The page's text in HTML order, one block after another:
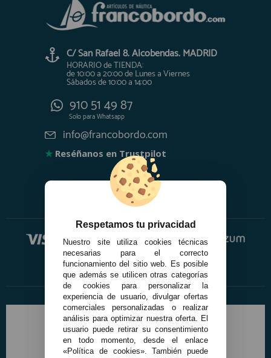
info@francobordo.com
C/ San Rafael 8. Alcobendas. MADRID
HORARIO de TIENDA:
de 10:00 a 20:00 de Lunes a Viernes
Sábados de 10:00 a 14:00
910 51 49 87
Solo paraWhatsapp
info@francobordo.com
★ Reséñanos en Trustpilot
Respetamos tu privacidad
Nuestro site utiliza cookies técnicas
necesarias para el correcto
funcionamiento del sitio web. Es posible
que además se utilicen otras categorías
de cookies para personalizar la
experiencia de usuario, divulgar ofertas
comerciales personalizadas o realizar
análisis para optimizar nuestra oferta. El
usuario puede retirar su consentimiento
en todo momento, desde el enlace
«Política de cookies». También puede